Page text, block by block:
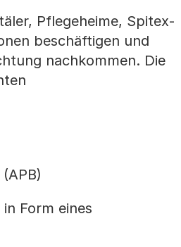
Pflegeheime, Spitex-
beschäftigen und
nachkommen. Die
Form eines